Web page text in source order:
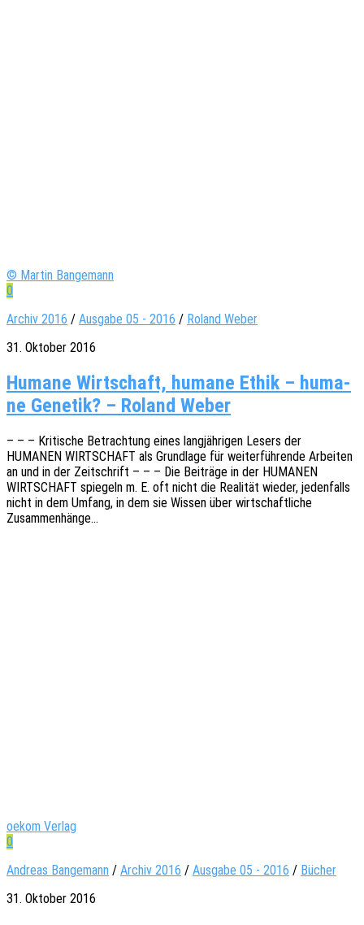
© Martin Bangemann
0
Archiv 2016 / Ausgabe 05 - 2016 / Roland Weber
31. Oktober 2016
Huma­ne Wirt­schaft, huma­ne Ethik – huma­
ne Gene­tik? – Roland Weber
– – – Kriti­sche Betrach­tung eines lang­jäh­ri­gen Lesers der
HUMANEN WIRTSCHAFT als Grund­la­ge für weiter­füh­ren­de Arbei­ten
an und in der Zeit­schrift – – – Die Beiträ­ge in der HUMANEN
WIRTSCHAFT spie­geln m. E. oft nicht die Reali­tät wieder, jeden­falls
nicht in dem Umfang, in dem sie Wissen über wirt­schaft­li­che
Zusammenhänge…
oekom Verlag
0
Andreas Bangemann / Archiv 2016 / Ausgabe 05 - 2016 / Bücher
31. Oktober 2016